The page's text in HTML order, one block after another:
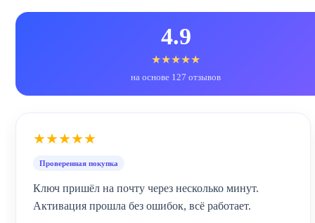
4.9
★★★★★
на основе 127 отзывов
★★★★★
Проверенная покупка
Ключ пришёл на почту через несколько минут.
Активация прошла без ошибок, всё работает.